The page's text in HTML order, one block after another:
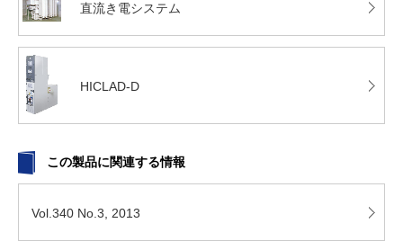
直流き電システム
HICLAD-D
この製品に関連する情報
Vol.340 No.3, 2013